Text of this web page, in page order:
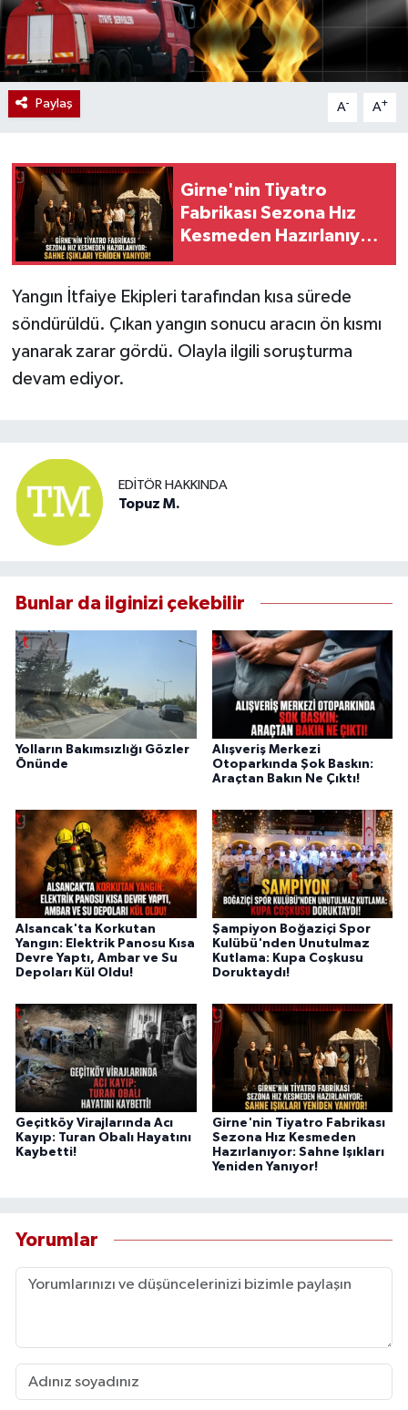
Paylaş A- A+
Girne'nin Tiyatro
Fabrikası Sezona Hız
Kesmeden Hazırlanıyor:
Yangın İtfaiye Ekipleri tarafından kısa sürede
söndürüldü. Çıkan yangın sonucu aracın ön kısmı
yanarak zarar gördü. Olayla ilgili soruşturma
devam ediyor.
EDITÖR HAKKINDA
Topuz M.
Bunlar da ilginizi çekebilir
Yolların Bakımsızlığı Gözler
Önünde
Alışveriş Merkezi
Otoparkında Şok Baskın:
Araçtan Bakın Ne Çıktı!
Alsancak'ta Korkutan
Yangın: Elektrik Panosu Kısa
Devre Yaptı, Ambar ve Su
Depoları Kül Oldu!
Şampiyon Boğaziçi Spor
Kulübü'nden Unutulmaz
Kutlama: Kupa Coşkusu
Doruktaydı!
Geçitköy Virajlarında Acı
Kayıp: Turan Obalı Hayatını
Kaybetti!
Girne'nin Tiyatro Fabrikası
Sezona Hız Kesmeden
Hazırlanıyor: Sahne Işıkları
Yeniden Yanıyor!
Yorumlar